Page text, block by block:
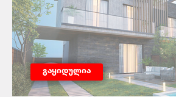
გაყიდულია